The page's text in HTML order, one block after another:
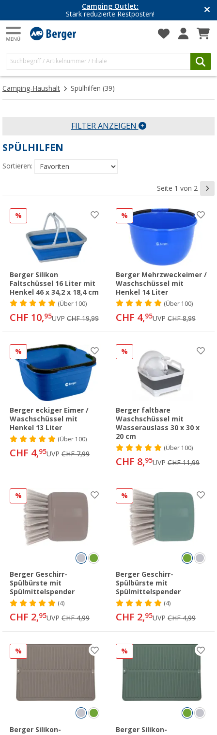
Camping Outlet:
Stark reduzierte Restposten!
Camping-Haushalt Spülhilfen (39)
FILTER ANZEIGEN
SPÜLHILFEN
Sortieren:
Seite 1 von 2
%
Berger Silikon
Faltschüssel 16 Liter mit
Henkel 46 x 34,2 x 18,4 cm
(Über100)
CHF 10,95UVP CHF 19,99
%
Berger Mehrzweckeimer /
Waschschüssel mit
Henkel 14 Liter
(Über100)
CHF 4,95UVP CHF 8,99
%
Berger eckiger Eimer /
Waschschüssel mit
Henkel 13 Liter
(Über100)
CHF 4,95UVP CHF 7,99
%
Berger faltbare
Waschschüssel mit
Wasserauslass 30 x 30 x
20 cm
(Über100)
CHF 8,95UVP CHF 11,99
%
Berger Geschirr-
Spülbürste mit
Spülmittelspender
(4)
CHF 2,95UVP CHF 4,99
%
Berger Geschirr-
Spülbürste mit
Spülmittelspender
(4)
CHF 2,95UVP CHF 4,99
%
Berger Silikon-
%
Berger Silikon-